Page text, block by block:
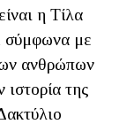
η Τίλα
σύμφωνα με
ανθρώπων
της